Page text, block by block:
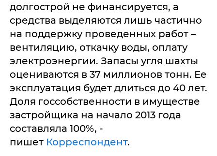
долгострой не финансируется, а
средства выделяются лишь частично
на поддержку проведенных работ –
вентиляцию, откачку воды, оплату
электроэнергии. Запасы угля шахты
оцениваются в 37 миллионов тонн. Ее
эксплуатация будет длиться до 40 лет.
Доля госсобственности в имуществе
застройщика на начало 2013 года
составляла 100%, -
пишет Корреспондент.